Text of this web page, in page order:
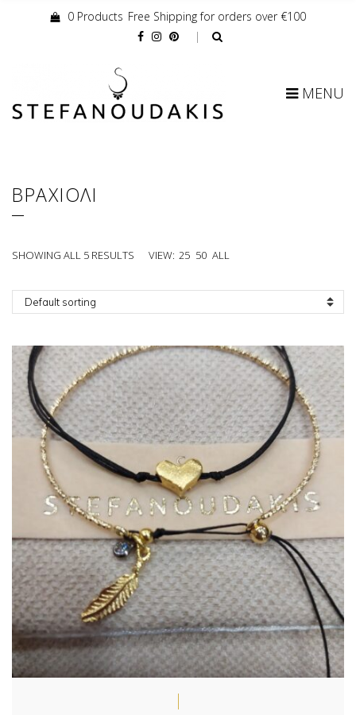
Cart:
0 Products Free Shipping for orders over €100
MENU
ΒΡΑΧΙΟΛΙ
SHOWING ALL 5 RESULTS VIEW: 25 50 ALL